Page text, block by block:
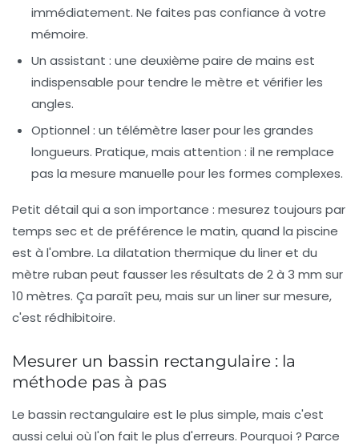
immédiatement. Ne faites pas confiance à votre
mémoire.
Un assistant : une deuxième paire de mains est
indispensable pour tendre le mètre et vérifier les
angles.
Optionnel : un télémètre laserpour les grandes
longueurs. Pratique, mais attention : il ne remplace
pas la mesure manuelle pour les formes complexes.
Petit détail qui a son importance : mesurez toujours par
temps sec et de préférence le matin, quand la piscine
est à l'ombre. La dilatation thermique du liner et du
mètre ruban peut fausser les résultats de 2 à 3 mm sur
10 mètres. Ça paraît peu, mais sur un liner sur mesure,
c'est rédhibitoire.
Mesurer un bassin rectangulaire : la
méthode pas à pas
Le bassin rectangulaire est le plus simple, mais c'est
aussi celui où l'on fait le plus d'erreurs. Pourquoi ? Parce